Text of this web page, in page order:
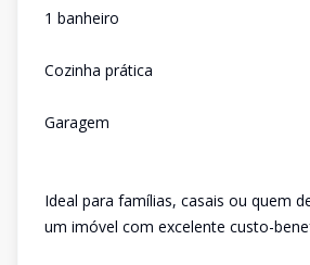
1 banheiro
Cozinha prática
Garagem
Ideal para famílias, casais ou quem
um imóvel com excelente custo-